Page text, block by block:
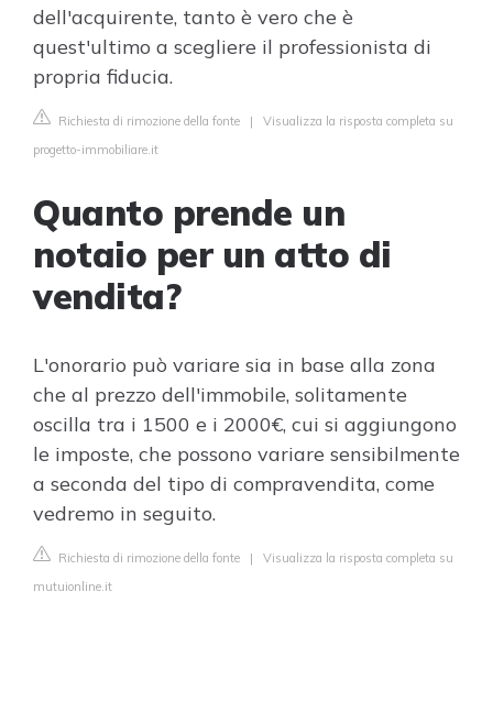
dell'acquirente, tanto è vero che è
quest'ultimo a scegliere il professionista di
propria fiducia.
Richiesta di rimozione della fonte | Visualizza la risposta completa su
progetto-immobiliare.it
Quanto prende un
notaio per un atto di
vendita?
L'onorario può variare sia in base alla zona
che al prezzo dell'immobile, solitamente
oscilla tra i 1500 e i 2000€, cui si aggiungono
le imposte, che possono variare sensibilmente
a seconda del tipo di compravendita, come
vedremo in seguito.
Richiesta di rimozione della fonte | Visualizza la risposta completa su
mutuionline.it